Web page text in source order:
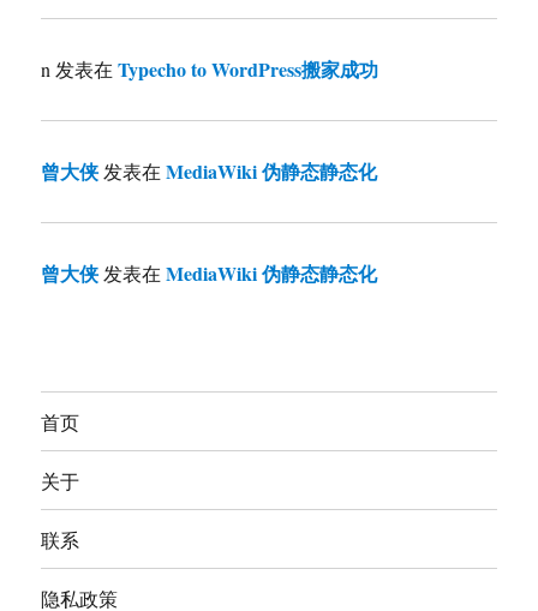
n 发表在Typecho to WordPress搬家成功
曾大侠发表在MediaWiki 伪静态静态化
曾大侠发表在MediaWiki 伪静态静态化
首页
关于
联系
隐私政策